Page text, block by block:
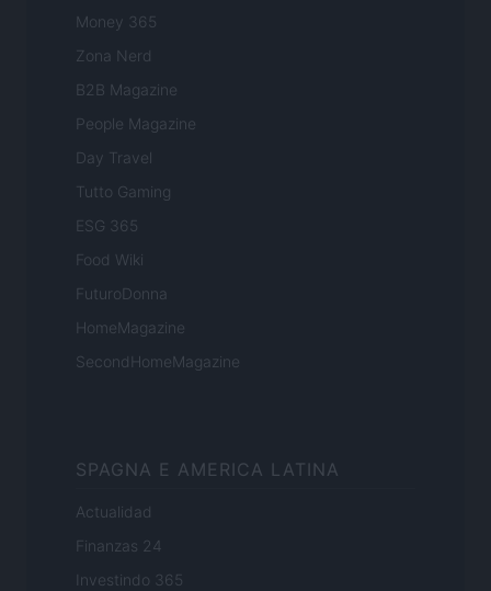
Money 365
Zona Nerd
B2B Magazine
People Magazine
Day Travel
Tutto Gaming
ESG 365
Food Wiki
FuturoDonna
HomeMagazine
SecondHomeMagazine
SPAGNA E AMERICA LATINA
Actualidad
Finanzas 24
Investindo 365